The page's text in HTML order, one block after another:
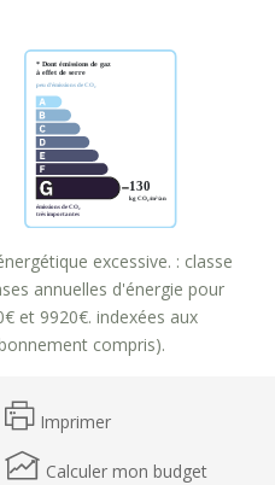
excessive. : classe
annuelles d'énergie pour
et 9920€. indexées aux
compris).
Imprimer
Calculer mon budget